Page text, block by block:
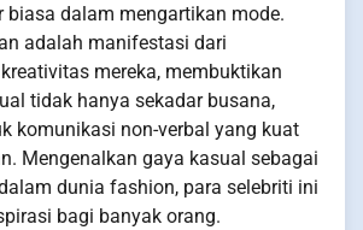
biasa dalam mengartikan mode.
adalah manifestasi dari
mereka, membuktikan
tidak hanya sekadar busana,
komunikasi non-verbal yang kuat
Mengenalkan gaya kasual sebagai
dunia fashion, para selebriti ini
bagi banyak orang.